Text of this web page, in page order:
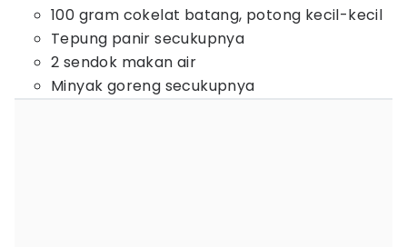
100 gram cokelat batang, potong kecil-kecil
Tepung panir secukupnya
2 sendok makan air
Minyak goreng secukupnya